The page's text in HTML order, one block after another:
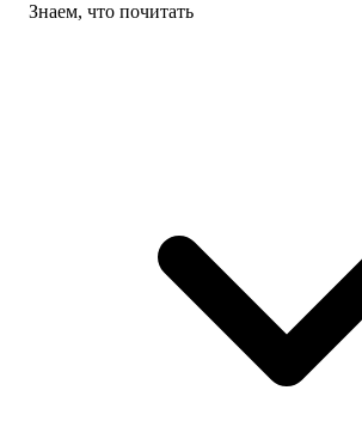
Знаем, что почитать